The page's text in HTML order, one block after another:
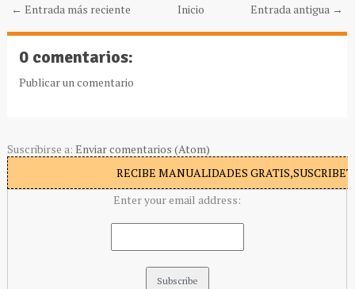
← Entrada más reciente Entrada antigua →
Inicio
0 comentarios:
Publicar un comentario
Suscribirse a: Enviar comentarios (Atom)
RECIBE MANUALIDADES
Enter your email address: